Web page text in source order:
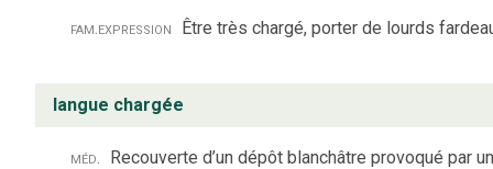
fam.expression Être très chargé, porter de lourds
langue chargée
méd. Recouverte d’un dépôt blanchâtre provoqué par